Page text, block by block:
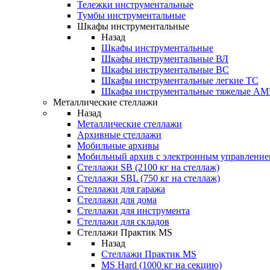
Тележки инструментальные
Тумбы инструментальные
Шкафы инструментальные
Назад
Шкафы инструментальные
Шкафы инструментальные ВЛ
Шкафы инструментальные ВС
Шкафы инструментальные легкие ТС
Шкафы инструментальные тяжелые
Металлические стеллажи
Назад
Металлические стеллажи
Архивные стеллажи
Мобильные архивы
Мобильный архив с электронным
Стеллажи SB (2100 кг на стеллаж)
Стеллажи SBL (750 кг на стеллаж)
Стеллажи для гаража
Стеллажи для дома
Стеллажи для инструмента
Стеллажи для складов
Стеллажи Практик MS
Назад
Стеллажи Практик MS
MS Hard (1000 кг на секцию)